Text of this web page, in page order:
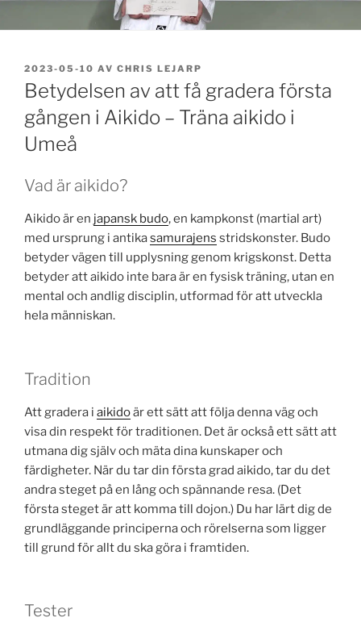
PUBLICERAT
2023-05-10 AV CHRIS LEJARP
Betydelsen av att få gradera första
gången i Aikido – Träna aikido i
Umeå
Vad är aikido?
Aikido är en japansk budo, en kampkonst (martial art)
med ursprung i antikasamurajens stridskonster. Budo
betyder vägen till upplysning genom krigskonst. Detta
betyder att aikido inte bara är en fysisk träning, utan en
mental och andlig disciplin, utformad för att utveckla
hela människan.
Tradition
Att gradera i aikidoär ett sätt att följa denna väg och
visa din respekt för traditionen. Det är också ett sätt att
utmana dig själv och mäta dina kunskaper och
färdigheter. När du tar din första grad aikido, tar du det
andra steget på en lång och spännande resa. (Det
första steget är att komma till dojon.) Du har lärt dig de
grundläggande principerna och rörelserna som ligger
till grund för allt du ska göra i framtiden.
Tester